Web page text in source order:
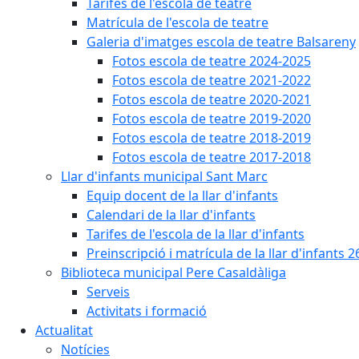
Matrícula de l'escola de teatre
Galeria d'imatges escola de teatre Balsareny
Fotos escola de teatre 2024-2025
Fotos escola de teatre 2021-2022
Fotos escola de teatre 2020-2021
Fotos escola de teatre 2019-2020
Fotos escola de teatre 2018-2019
Fotos escola de teatre 2017-2018
Llar d'infants municipal Sant Marc
Equip docent de la llar d'infants
Calendari de la llar d'infants
Tarifes de l'escola de la llar d'infants
Preinscripció i matrícula de la llar d'infants
Biblioteca municipal Pere Casaldàliga
Serveis
Activitats i formació
Actualitat
Notícies